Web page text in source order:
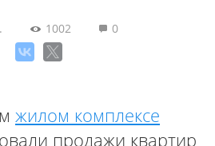
1002 0
жилом комплексе
продажи квартир